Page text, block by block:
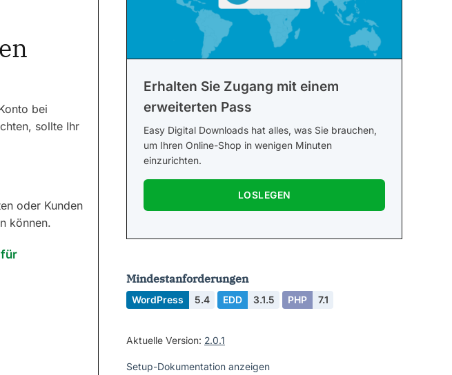
bei
sollte Ihr
oder Kunden
können.
Erhalten Sie Zugang mit einem
erweiterten Pass
Easy Digital Downloads hat alles, was Sie brauchen,
um Ihren Online-Shop in wenigen Minuten
einzurichten.
LOSLEGEN
Mindestanforderungen
WordPress 5.4 EDD 3.1.5 PHP 7.1
Aktuelle Version: 2.0.1
Setup-Dokumentation anzeigen